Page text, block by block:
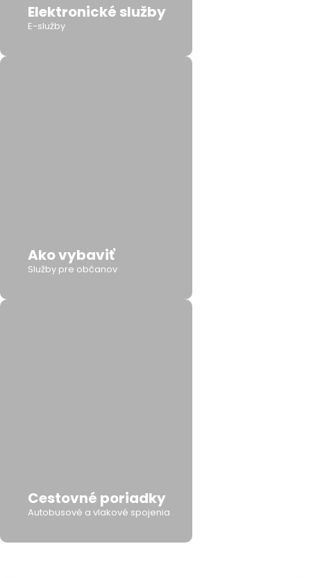
Elektronické služby
E-služby
Ako vybaviť
Služby pre občanov
Cestovné poriadky
Autobusové a vlakové spojenia